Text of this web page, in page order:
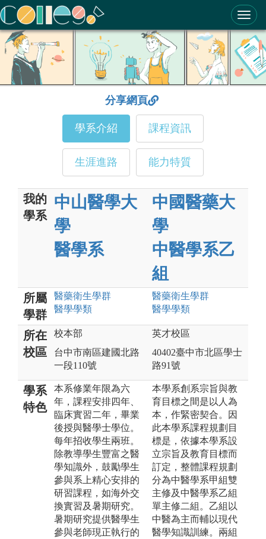
ColleGo! 大學選才與高中育才輔助系統
分享網頁
學系介紹 課程資訊
生涯進路 能力特質
我的
學系
中山醫學大
學
醫學系
中國醫藥大
學
中醫學系乙
組
所屬
學群
醫藥衛生學群
醫學學類
醫藥衛生學群
醫學學類
所在
校區
校本部
台中市南區建國北路
一段110號
英才校區
40402臺中市北區學士
路91號
學系
特色
本系修業年限為六
年，課程安排四年、
臨床實習二年，畢業
後授與醫學士學位。
每年招收學生兩班。
除教導學生豐富之醫
學知識外，鼓勵學生
參與系上精心安排的
研習課程，如海外交
換實習及暑期研究。
暑期研究提供醫學生
參與老師現正執行的
本學系創系宗旨與教
育目標之間是以人為
本，作緊密契合。因
此本學系課程規劃目
標是，依據本學系設
立宗旨及教育目標而
訂定，整體課程規劃
分為中醫學系甲組雙
主修及中醫學系乙組
單主修二組。乙組以
中醫為主而輔以現代
醫學知識訓練。兩組